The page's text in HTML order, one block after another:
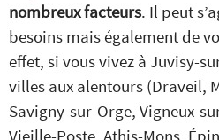
nombreux facteurs. Il peut
besoins mais également de
effet, si vous vivez à Juvisy-
villes aux alentours (Draveil,
Savigny-sur-Orge, Vigneux-